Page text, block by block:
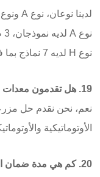
لدينا نوعان، نوع A ونوع H
نوع A لديه نموذجان، 3 طبقات و4 طبقات
نوع H لديه 7 نماذج بما في ذلك 3-9 طبقات
19. هل تقدمون معدات دواجن أوتوماتيكية بالكامل؟
نعم، نحن نقدم حل
الأوتوماتيكية
20. كم هي مدة ضمان المعدات؟